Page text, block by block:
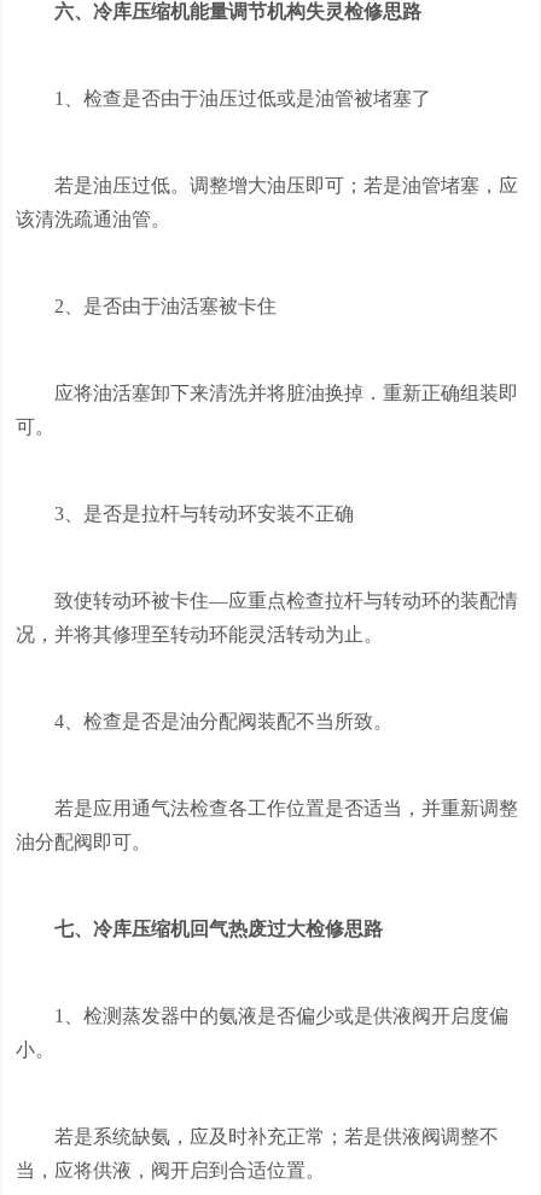
六、冷库压缩机能量调节机构失灵检修思路
1、检查是否由于油压过低或是油管被堵塞了
若是油压过低。调整增大油压即可；若是油管堵塞，应
该清洗疏通油管。
2、是否由于油活塞被卡住
应将油活塞卸下来清洗并将脏油换掉．重新正确组装即
可。
3、是否是拉杆与转动环安装不正确
致使转动环被卡住—应重点检查拉杆与转动环的装配情
况，并将其修理至转动环能灵活转动为止。
4、检查是否是油分配阀装配不当所致。
若是应用通气法检查各工作位置是否适当，并重新调整
油分配阀即可。
七、冷库压缩机回气热废过大检修思路
1、检测蒸发器中的氨液是否偏少或是供液阀开启度偏
小。
若是系统缺氨，应及时补充正常；若是供液阀调整不
当，应将供液，阀开启到合适位置。